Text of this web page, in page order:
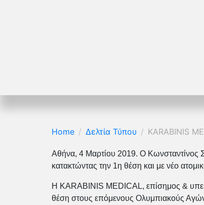
Home Δελτία Τύπου KARABINIS
Αθήνα, 4 Μαρτίου 2019. Ο Κωνσταντίνος
κατακτώντας την 1η θέση και με νέο
Η KARABINIS MEDICAL, επίσημος &
θέση στους επόμενους Ολυμπιακούς